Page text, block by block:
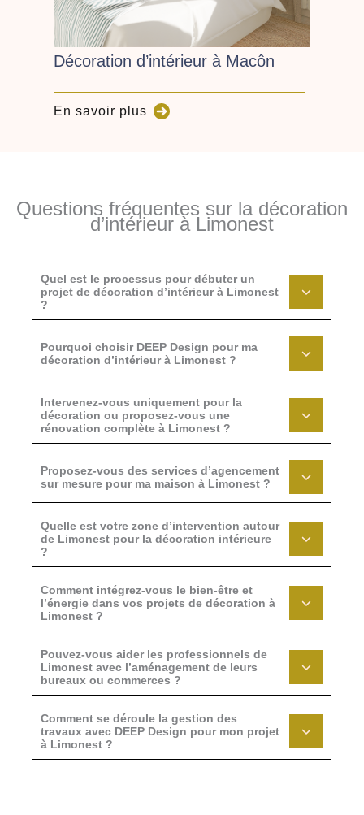
Décoration d’intérieur à Macôn
En savoir plus
Questions fréquentes sur la décoration
d’intérieur à Limonest
Quel est le processus pour débuter un
projet de décoration d’intérieur à Limonest
?
Pourquoi choisir DEEP Design pour ma
décoration d’intérieur à Limonest ?
Intervenez-vous uniquement pour la
décoration ou proposez-vous une
rénovation complète à Limonest ?
Proposez-vous des services d’agencement
sur mesure pour ma maison à Limonest ?
Quelle est votre zone d’intervention autour
de Limonest pour la décoration intérieure
?
Comment intégrez-vous le bien-être et
l’énergie dans vos projets de décoration à
Limonest ?
Pouvez-vous aider les professionnels de
Limonest avec l’aménagement de leurs
bureaux ou commerces ?
Comment se déroule la gestion des
travaux avec DEEP Design pour mon projet
à Limonest ?